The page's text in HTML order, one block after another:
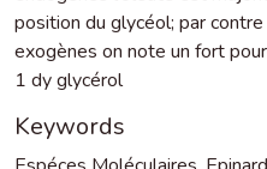
position du glycéol; par
exogènes on note un fort
1 dy glycérol
Keywords